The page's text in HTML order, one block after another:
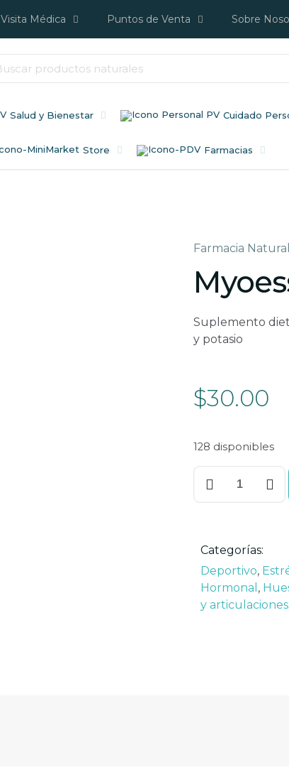
Visita Médica Puntos de Venta Sobre
Salud y Bienestar Cuidado
Store Farmacias
Farmacia Natural
Suplemento
y potasio
$30.00
128 disponibles
Categorías:
Deportivo,
Hormonal ,
y articulaciones